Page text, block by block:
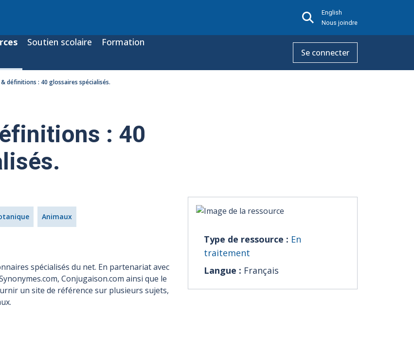
English
Nous joindre
Soutien scolaire Formation
Se connecter
définitions : 40 glossaires spécialisés.
: 40
Animaux
spécialisés du net. En partenariat avec
Conjugaison.com ainsi que le
un site de référence sur plusieurs sujets,
Type de ressource : En
traitement
Langue : Français